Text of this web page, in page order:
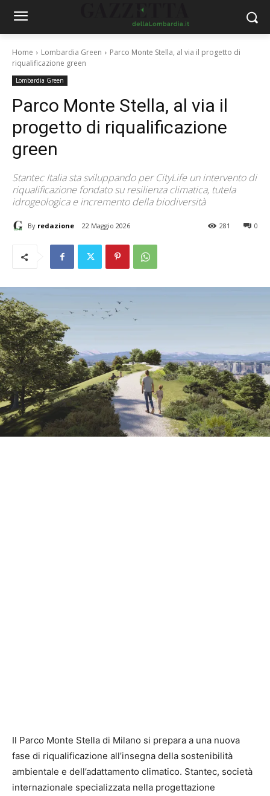
Home Lombardia Green
Parco Monte Stella, al via il progetto di
riqualificazione green
Lombardia Green
Parco Monte Stella, al via il
progetto di riqualificazione
green
Stantec Italia sta sviluppando per CityLife un intervento di
riqualificazione fondato su resilienza climatica, tutela
idrogeologica e incremento della biodiversità
By redazione 22 Maggio 2026 0
281
Il Parco Monte Stella di Milano si prepara a una nuova
fase di riqualificazione all’insegna della sostenibilità
ambientale e dell’adattamento climatico. Stantec, società
internazionale specializzata nella progettazione